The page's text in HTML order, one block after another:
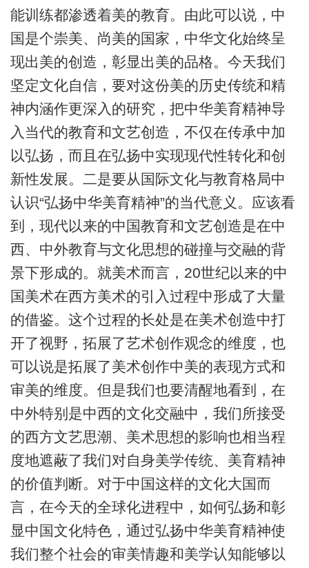
能训练都渗透着美的教育。由此可以说，中
国是个崇美、尚美的国家，中华文化始终呈
现出美的创造，彰显出美的品格。今天我们
坚定文化自信，要对这份美的历史传统和精
神内涵作更深入的研究，把中华美育精神导
入当代的教育和文艺创造，不仅在传承中加
以弘扬，而且在弘扬中实现现代性转化和创
新性发展。二是要从国际文化与教育格局中
认识“弘扬中华美育精神”的当代意义。应该看
到，现代以来的中国教育和文艺创造是在中
西、中外教育与文化思想的碰撞与交融的背
景下形成的。就美术而言，20世纪以来的中
国美术在西方美术的引入过程中形成了大量
的借鉴。这个过程的长处是在美术创造中打
开了视野，拓展了艺术创作观念的维度，也
可以说是拓展了美术创作中美的表现方式和
审美的维度。但是我们也要清醒地看到，在
中外特别是中西的文化交融中，我们所接受
的西方文艺思潮、美术思想的影响也相当程
度地遮蔽了我们对自身美学传统、美育精神
的价值判断。对于中国这样的文化大国而
言，在今天的全球化进程中，如何弘扬和彰
显中国文化特色，通过弘扬中华美育精神使
我们整个社会的审美情趣和美学认知能够以